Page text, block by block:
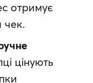
отримує
чек.
цінують